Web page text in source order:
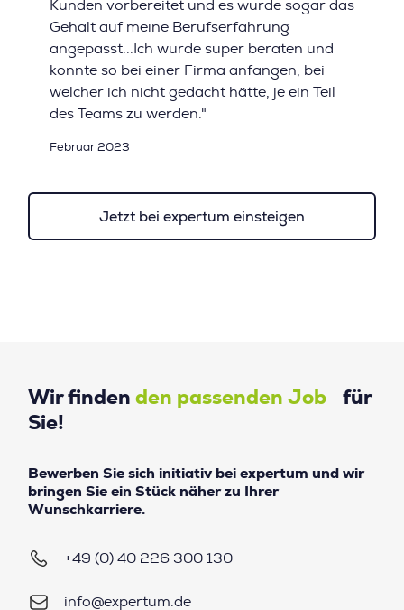
Kunden vorbereitet und es wurde sogar das
Gehalt auf meine Berufserfahrung
angepasst...Ich wurde super beraten und
konnte so bei einer Firma anfangen, bei
welcher ich nicht gedacht hätte, je ein Teil
des Teams zu werden."
Februar 2023
Jetzt bei expertum einsteigen
Wir finden den passenden Job für
Sie!
Bewerben Sie sich initiativ bei expertum und wir
bringen Sie ein Stück näher zu Ihrer
Wunschkarriere.
+49 (0) 40 226 300 130
info@expertum.de